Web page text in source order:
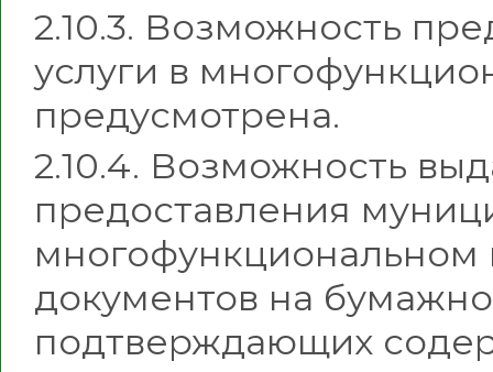
2.10.3. Возможность
услуги в
предусмотрена.
2.10.4. Возможность
предоставления
многофункциональном
документов на
подтверждающих